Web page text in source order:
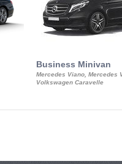
Business Minivan
Mercedes Viano, Mercedes
Volkswagen Caravelle